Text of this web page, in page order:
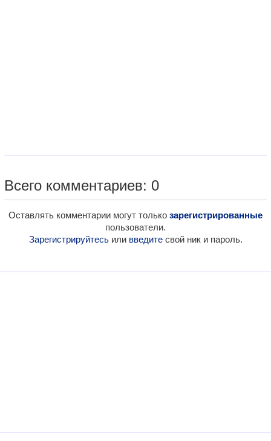
Всего комментариев: 0
Оставлять комментарии могут только зарегистрированные
пользователи.
Зарегистрируйтесьили введитесвой ник и пароль.